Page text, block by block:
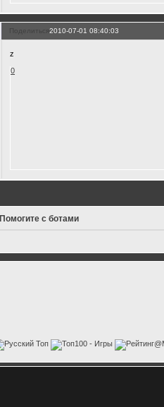
Поделиться2010-07-01 08:40:03
z
0
Помогите с ботами